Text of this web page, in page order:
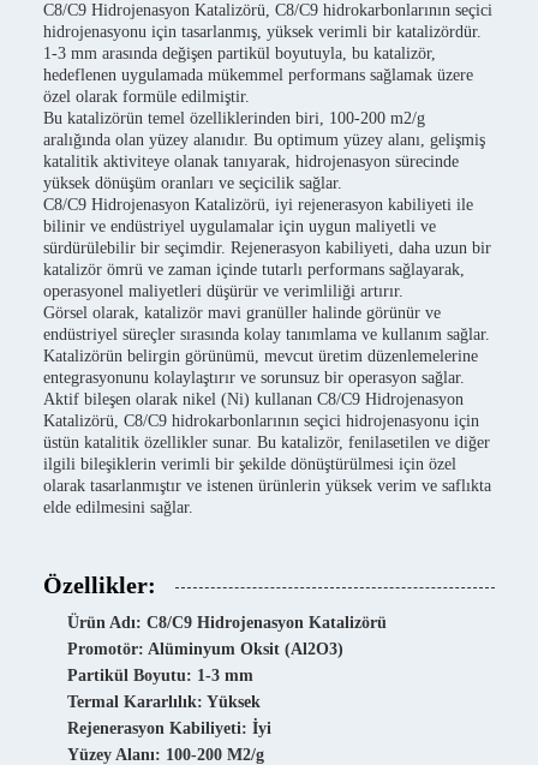
C8/C9 Hidrojenasyon Katalizörü, C8/C9 hidrokarbonlarının seçici
hidrojenasyonu için tasarlanmış, yüksek verimli bir katalizördür.
1-3 mm arasında değişen partikül boyutuyla, bu katalizör,
hedeflenen uygulamada mükemmel performans sağlamak üzere
özel olarak formüle edilmiştir.
Bu katalizörün temel özelliklerinden biri, 100-200 m2/g
aralığında olan yüzey alanıdır. Bu optimum yüzey alanı, gelişmiş
katalitik aktiviteye olanak tanıyarak, hidrojenasyon sürecinde
yüksek dönüşüm oranları ve seçicilik sağlar.
C8/C9 Hidrojenasyon Katalizörü, iyi rejenerasyon kabiliyeti ile
bilinir ve endüstriyel uygulamalar için uygun maliyetli ve
sürdürülebilir bir seçimdir. Rejenerasyon kabiliyeti, daha uzun bir
katalizör ömrü ve zaman içinde tutarlı performans sağlayarak,
operasyonel maliyetleri düşürür ve verimliliği artırır.
Görsel olarak, katalizör mavi granüller halinde görünür ve
endüstriyel süreçler sırasında kolay tanımlama ve kullanım sağlar.
Katalizörün belirgin görünümü, mevcut üretim düzenlemelerine
entegrasyonunu kolaylaştırır ve sorunsuz bir operasyon sağlar.
Aktif bileşen olarak nikel (Ni) kullanan C8/C9 Hidrojenasyon
Katalizörü, C8/C9 hidrokarbonlarının seçici hidrojenasyonu için
üstün katalitik özellikler sunar. Bu katalizör, fenilasetilen ve diğer
ilgili bileşiklerin verimli bir şekilde dönüştürülmesi için özel
olarak tasarlanmıştır ve istenen ürünlerin yüksek verim ve saflıkta
elde edilmesini sağlar.
Özellikler:
Ürün Adı: C8/C9 Hidrojenasyon Katalizörü
Promotör: Alüminyum Oksit (Al2O3)
Partikül Boyutu: 1-3 mm
Termal Kararlılık: Yüksek
Rejenerasyon Kabiliyeti: İyi
Yüzey Alanı: 100-200 M2/g